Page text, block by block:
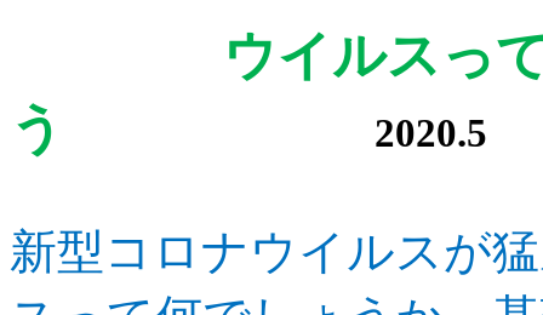
ウイルスって
う
2020.5
新型コロナウイルスが